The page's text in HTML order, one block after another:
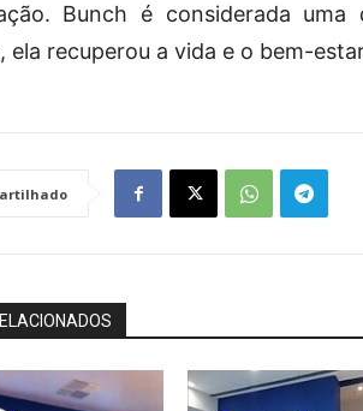
Bunch é considerada
ela recuperou a vida e o bem-